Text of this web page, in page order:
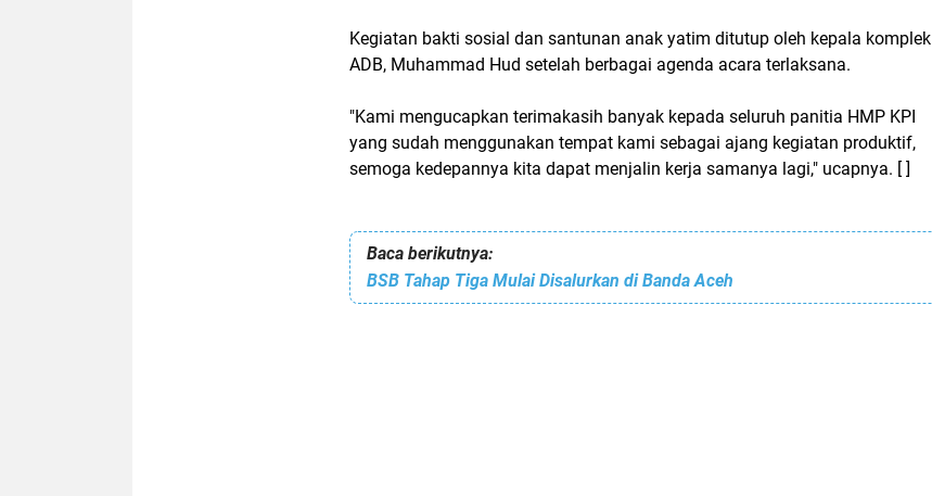
Kegiatan bakti sosial dan santunan anak yatim ditutup oleh kepala komplek
ADB, Muhammad Hud setelah berbagai agenda acara terlaksana.
"Kami mengucapkan terimakasih banyak kepada seluruh panitia HMP KPI
yang sudah menggunakan tempat kami sebagai ajang kegiatan produktif,
semoga kedepannya kita dapat menjalin kerja samanya lagi," ucapnya. [ ]
Baca berikutnya:
BSB Tahap Tiga Mulai Disalurkan di Banda Aceh